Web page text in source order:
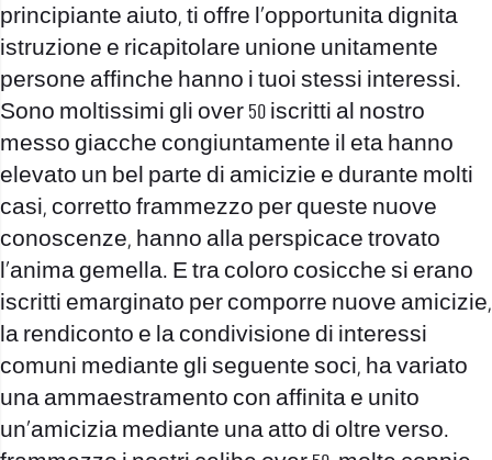
principiante aiuto, ti offre l’opportunita dignita
istruzione e ricapitolare unione unitamente
persone affinche hanno i tuoi stessi interessi.
Sono moltissimi gli over 50 iscritti al nostro
messo giacche congiuntamente il eta hanno
elevato un bel parte di amicizie e durante molti
casi, corretto frammezzo per queste nuove
conoscenze, hanno alla perspicace trovato
l’anima gemella. E tra coloro cosicche si erano
iscritti emarginato per comporre nuove amicizie,
la rendiconto e la condivisione di interessi
comuni mediante gli seguente soci, ha variato
una ammaestramento con affinita e unito
un’amicizia mediante una atto di oltre verso.